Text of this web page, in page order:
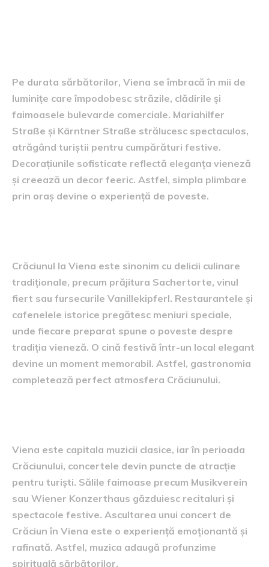
Pe durata sărbătorilor, Viena se îmbracă în mii de
luminițe care împodobesc străzile, clădirile și
faimoasele bulevarde comerciale. Mariahilfer
Straße și Kärntner Straße strălucesc spectaculos,
atrăgând turiștii pentru cumpărături festive.
Decorațiunile sofisticate reflectă eleganța vieneză
și creează un decor feeric. Astfel, simpla plimbare
prin oraș devine o experiență de poveste.
Crăciunul la Viena este sinonim cu delicii culinare
tradiționale, precum prăjitura Sachertorte, vinul
fiert sau fursecurile Vanillekipferl. Restaurantele și
cafenelele istorice pregătesc meniuri speciale,
unde fiecare preparat spune o poveste despre
tradiția vieneză. O cină festivă într-un local elegant
devine un moment memorabil. Astfel, gastronomia
completează perfect atmosfera Crăciunului.
Viena este capitala muzicii clasice, iar în perioada
Crăciunului, concertele devin puncte de atracție
pentru turiști. Sălile faimoase precum Musikverein
sau Wiener Konzerthaus găzduiesc recitaluri și
spectacole festive. Ascultarea unui concert de
Crăciun în Viena este o experiență emoționantă și
rafinată. Astfel, muzica adaugă profunzime
spirituală sărbătorilor.